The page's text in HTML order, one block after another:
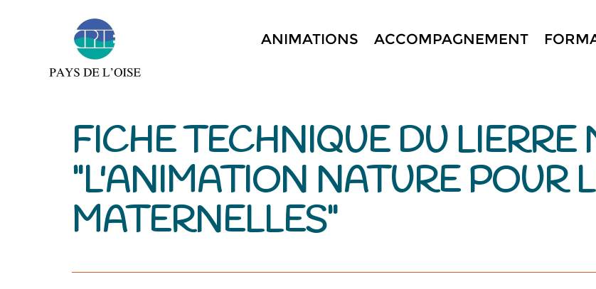
ANIMATIONS ACCOMPAGNEMENT
FICHE TECHNIQUE DU LIERRE
"L'ANIMATION NATURE POUR
MATERNELLES"